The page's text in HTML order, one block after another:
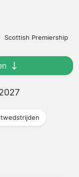
Scottish Premiership